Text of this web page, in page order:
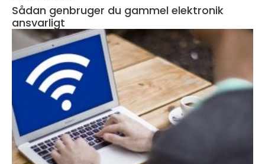
Sådan genbruger du gammel elektronik
ansvarligt